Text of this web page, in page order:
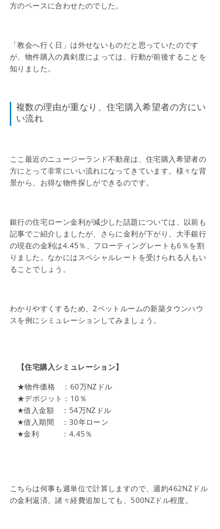
方のペースに合わせたのでした。
「教会へ行く日」は外せないものだと思っていたのです
が、物件購入の真剣度によっては、行動が前後することを
知りました。
複数の理由が重なり、住宅購入希望者の方にい
い流れ
ここ最近のニュージーランド不動産は、住宅購入希望者の
方にとって非常にいい流れになってきています。様々な背
景から、お得な物件探しができるのです。
銀行の住宅ローン金利が減少した話題については、以前も
記事でご紹介しましたが、さらに金利が下がり、大手銀行
の現在の金利は4.45％、フローティングレートも6％を割
りました。なかにはスペシャルレートを受けられる人もい
ることでしょう。
わかりやすくするため、2ベットルームの新築タウンハウ
スを例にシミュレーションしてみましょう。
【住宅購入シミュレーション】
★物件価格 ：60万NZドル
★デポジット：10％
★借入金額 ：54万NZドル
★借入期間 ：30年ローン
★金利 ：4.45％
こちらは何事も週単位で計算しますので、週約462NZドル
の金利返済。諸々経費追加しても、500NZドル程度。